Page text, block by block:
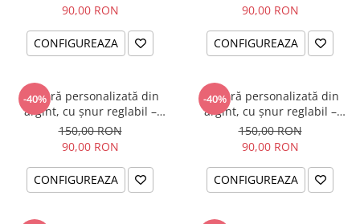
90,00 RON
CONFIGUREAZA
90,00 RON
CONFIGUREAZA
-40%
Brățară personalizată din
argint, cu șnur reglabil –
simbol Soare
150,00 RON
90,00 RON
CONFIGUREAZA
-40%
Brățară personalizată din
argint, cu șnur reglabil –
simbol Papadie
150,00 RON
90,00 RON
CONFIGUREAZA